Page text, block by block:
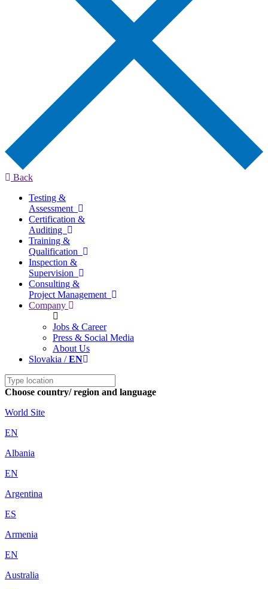
Back
Testing &
Assessment
Certification &
Auditing
Training &
Qualification
Inspection &
Supervision
Consulting &
Project Management
Company
Jobs & Career
Press & Social Media
About Us
Slovakia /EN
Choose country/ region and language
World Site
EN
Albania
EN
Argentina
ES
Armenia
EN
Australia